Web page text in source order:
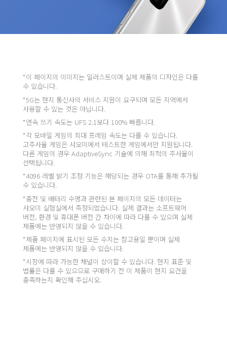
*이 페이지의 이미지는 일러스트이며 실제 제품의 디자인은 다를
수 있습니다.
*5G는 현지 통신사의 서비스 지원이 요구되며 모든 지역에서
사용할 수 있는 것은 아닙니다.
*연속 쓰기 속도는 UFS 2.1보다 100% 빠릅니다.
*각 모바일 게임의 최대 프레임 속도는 다를 수 있습니다.
고주사율 게임은 샤오미에서 테스트한 게임에서만 지원됩니다.
다른 게임의 경우 AdaptiveSync 기술에 의해 최적의 주사율이
선택됩니다.
*4096 레벨 밝기 조정 기능은 해당되는 경우 OTA를 통해 추가될
수 있습니다.
*충전 및 배터리 수명과 관련된 본 페이지의 모든 데이터는
샤오미 실험실에서 측정되었습니다. 실제 결과는 소프트웨어
버전, 환경 및 휴대폰 버전 간 차이에 따라 다를 수 있으며 실제
제품에는 반영되지 않을 수 있습니다.
*제품 페이지에 표시된 모든 수치는 참고용일 뿐이며 실제
제품에는 반영되지 않을 수 있습니다.
*시장에 따라 가능한 채널이 상이할 수 있습니다. 현지 표준 및
법률은 다를 수 있으므로 구매하기 전 이 제품이 현지 요건을
충족하는지 확인해 주십시오.